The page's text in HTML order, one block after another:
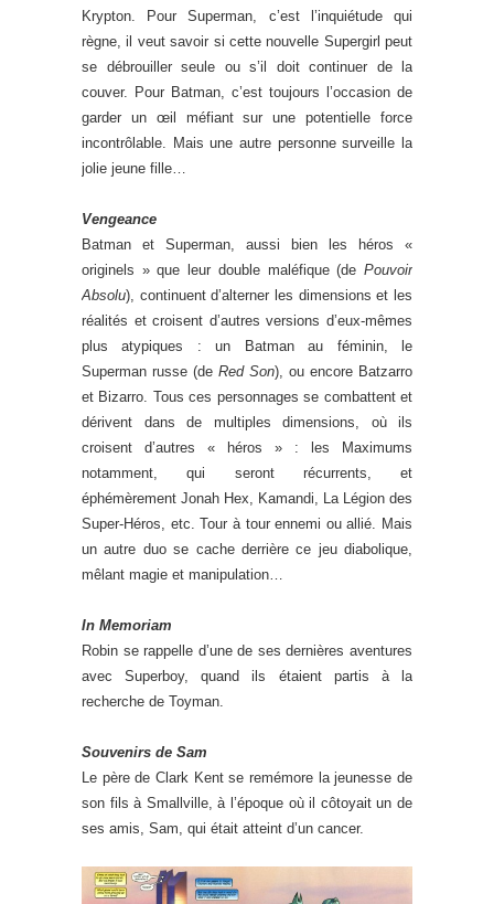
Krypton. Pour Superman, c’est l’inquiétude qui
règne, il veut savoir si cette nouvelle Supergirl peut
se débrouiller seule ou s’il doit continuer de la
couver. Pour Batman, c’est toujours l’occasion de
garder un œil méfiant sur une potentielle force
incontrôlable. Mais une autre personne surveille la
jolie jeune fille…
Vengeance
Batman et Superman, aussi bien les héros «
originels » que leur double maléfique (de Pouvoir
Absolu), continuent d’alterner les dimensions et les
réalités et croisent d’autres versions d’eux-mêmes
plus atypiques : un Batman au féminin, le
Superman russe (de Red Son), ou encore Batzarro
et Bizarro. Tous ces personnages se combattent et
dérivent dans de multiples dimensions, où ils
croisent d’autres « héros » : les Maximums
notamment, qui seront récurrents, et
éphémèrement Jonah Hex, Kamandi, La Légion des
Super-Héros, etc. Tour à tour ennemi ou allié. Mais
un autre duo se cache derrière ce jeu diabolique,
mêlant magie et manipulation…
In Memoriam
Robin se rappelle d’une de ses dernières aventures
avec Superboy, quand ils étaient partis à la
recherche de Toyman.
Souvenirs de Sam
Le père de Clark Kent se remémore la jeunesse de
son fils à Smallville, à l’époque où il côtoyait un de
ses amis, Sam, qui était atteint d’un cancer.